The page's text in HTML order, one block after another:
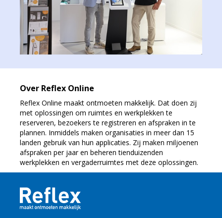
Over Reflex Online
Reflex Online maakt ontmoeten makkelijk. Dat doen zij
met oplossingen om ruimtes en werkplekken te
reserveren, bezoekers te registreren en afspraken in te
plannen. Inmiddels maken organisaties in meer dan 15
landen gebruik van hun applicaties. Zij maken miljoenen
afspraken per jaar en beheren tienduizenden
werkplekken en vergaderruimtes met deze oplossingen.